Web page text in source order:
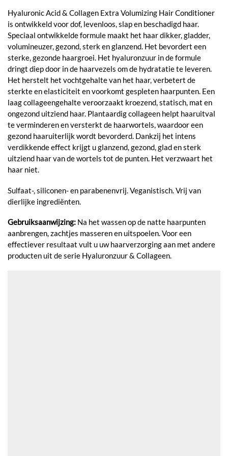
Hyaluronic Acid & Collagen Extra Volumizing Hair Conditioner
is ontwikkeld voor dof, levenloos, slap en beschadigd haar.
Speciaal ontwikkelde formule maakt het haar dikker, gladder,
volumineuzer, gezond, sterk en glanzend. Het bevordert een
sterke, gezonde haargroei. Het hyaluronzuur in de formule
dringt diep door in de haarvezels om de hydratatie te leveren.
Het herstelt het vochtgehalte van het haar, verbetert de
sterkte en elasticiteit en voorkomt gespleten haarpunten. Een
laag collageengehalte veroorzaakt kroezend, statisch, mat en
ongezond uitziend haar. Plantaardig collageen helpt haaruitval
te verminderen en versterkt de haarwortels, waardoor een
gezond haaruiterlijk wordt bevorderd. Dankzij het intens
verdikkende effect krijgt u glanzend, gezond, glad en sterk
uitziend haar van de wortels tot de punten. Het verzwaart het
haar niet.
Sulfaat-, siliconen- en parabenenvrij. Veganistisch. Vrij van
dierlijke ingrediënten.
Gebruiksaanwijzing: Na het wassen op de natte haarpunten
aanbrengen, zachtjes masseren en uitspoelen. Voor een
effectiever resultaat vult u uw haarverzorging aan met andere
producten uit de serie Hyaluronzuur & Collageen.